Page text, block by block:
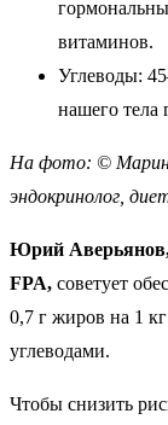
витаминов.
Углеводы:
нашего тела
На фото: ©
эндокринолог,
Юрий Аверьянов,
FPA, советует
0,7 г жиров на 1
углеводами.
Чтобы снизить